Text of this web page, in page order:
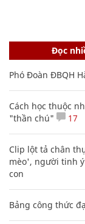
Đọc
Phó Đoàn ĐBQH
Cách học thuộc
"thần chú"
17
Clip lột tả chân
mèo', người tinh
con
Bảng công thức